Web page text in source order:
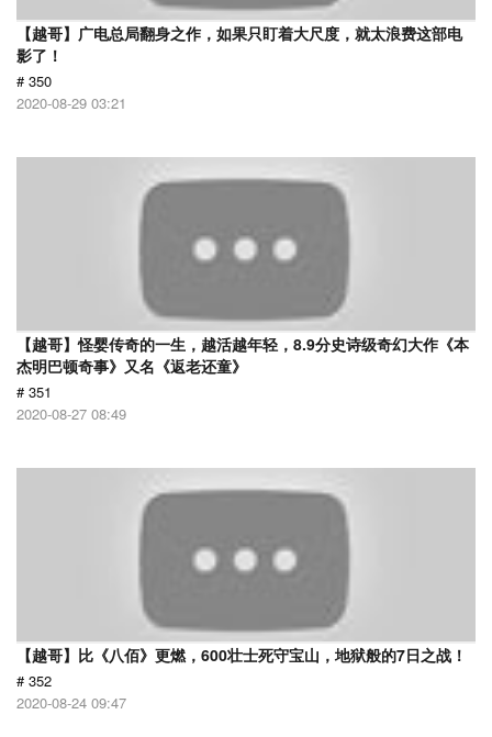
【越哥】广电总局翻身之作，如果只盯着大尺度，就太浪费这部电
影了！
# 350
2020-08-29 03:21
【越哥】怪婴传奇的一生，越活越年轻，8.9分史诗级奇幻大作《本
杰明巴顿奇事》又名《返老还童》
# 351
2020-08-27 08:49
【越哥】比《八佰》更燃，600壮士死守宝山，地狱般的7日之战！
# 352
2020-08-24 09:47